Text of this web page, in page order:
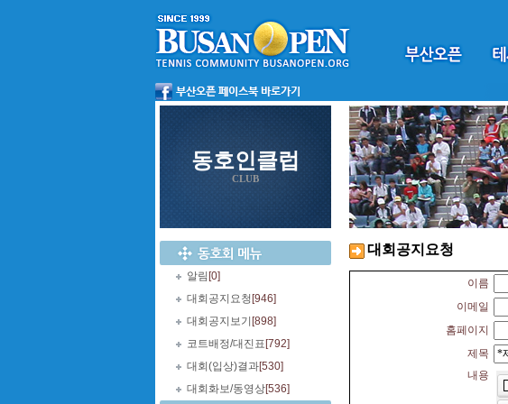
동호인클럽
CLUB
알림 [0]
대회공지요청 [946]
대회공지보기 [898]
코트배정/대진표 [792]
대회(입상)결과[530]
대회화보/동영상[536]
대회공지요청
이름
이메일
홈페이지
제목
내용